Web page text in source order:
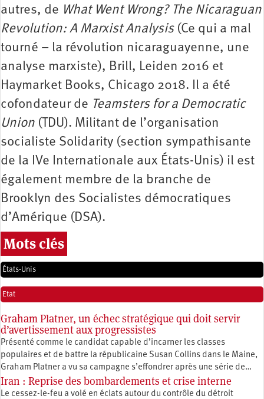
autres, de What Went Wrong? The Nicaraguan
Revolution: A Marxist Analysis(Ce qui a mal
tourné – la révolution nicaraguayenne, une
analyse marxiste), Brill, Leiden 2016 et
Haymarket Books, Chicago 2018. Il a été
cofondateur de Teamsters for a Democratic
Union (TDU). Militant de l’organisation
socialiste Solidarity (section sympathisante
de la IVe Internationale aux États-Unis) il est
également membre de la branche de
Brooklyn des Socialistes démocratiques
d’Amérique (DSA).
Mots clés
États-Unis
Etat
Graham Platner, un échec stratégique qui doit servir
d’avertissement aux progressistes
Présenté comme le candidat capable d’incarner les classes
populaires et de battre la républicaine Susan Collins dans le Maine,
Graham Platner a vu sa campagne s’effondrer après une série de…
Iran : Reprise des bombardements et crise interne
Le cessez-le-feu a volé en éclats autour du contrôle du détroit